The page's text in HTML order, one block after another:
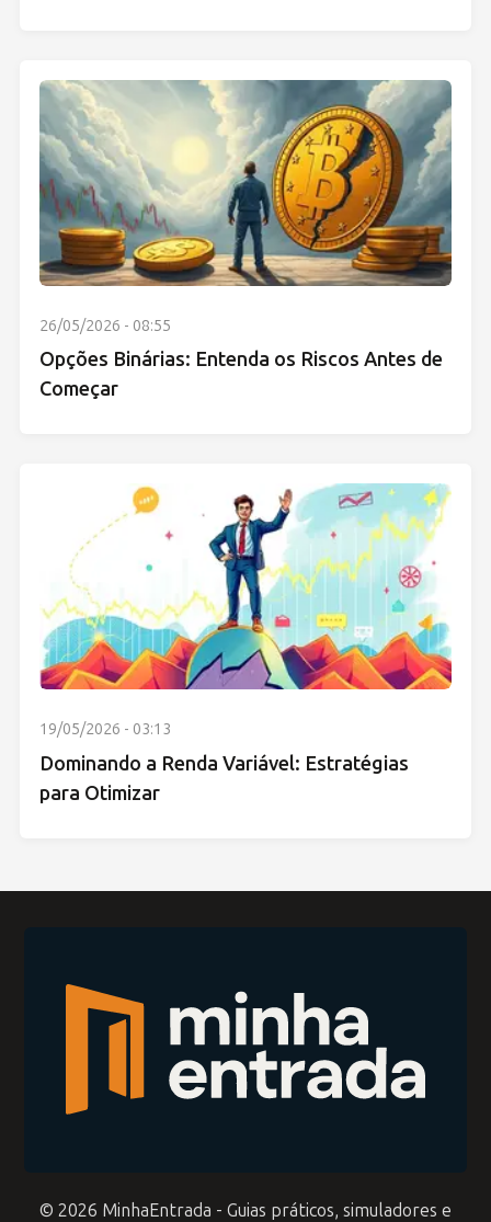
26/05/2026 - 08:55
Opções Binárias: Entenda os Riscos Antes de
Começar
19/05/2026 - 03:13
Dominando a Renda Variável: Estratégias
para Otimizar
© 2026 MinhaEntrada - Guias práticos, simuladores e